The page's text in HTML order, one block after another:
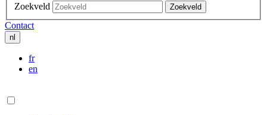
Zoekveld Zoekveld
Contact
nl
fr
en